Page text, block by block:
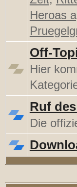
Heroas
Off-
Hier
Ruf
Die